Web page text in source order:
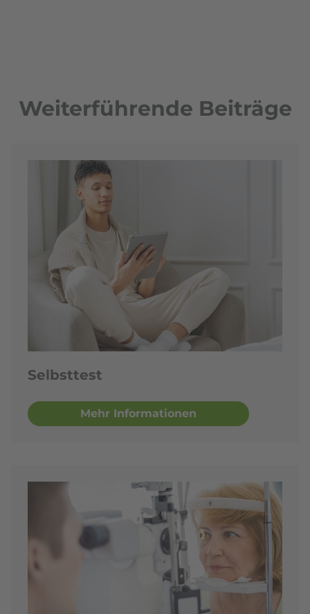
Weiterführende Beiträge
Selbsttest
Mehr Informationen